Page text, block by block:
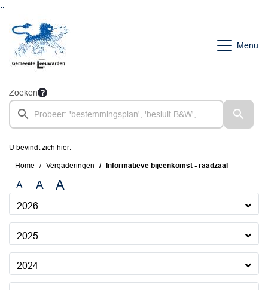
Menu
Zoeken
U bevindt zich hier:
Home Vergaderingen Informatieve bijeenkomst - raadzaal
A A A
2026
2025
2024